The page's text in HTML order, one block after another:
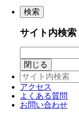
検索
サイト内検索
閉じる
アクセス
よくある質問
お問い合わせ